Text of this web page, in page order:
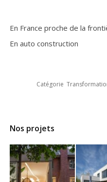
En France proche de la
En auto construction
Catégorie
Nos projets